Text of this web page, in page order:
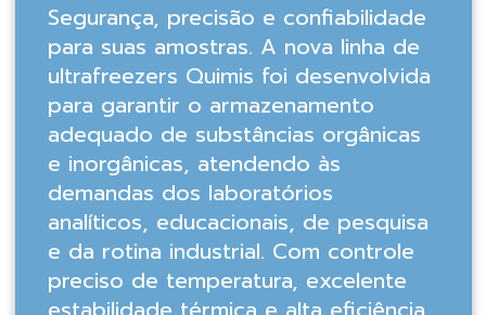
Segurança, precisão e confiabilidade
para suas amostras. A nova linha de
ultrafreezers Quimis foi desenvolvida
para garantir o armazenamento
adequado de substâncias orgânicas
e inorgânicas, atendendo às
demandas dos laboratórios
analíticos, educacionais, de pesquisa
e da rotina industrial. Com controle
preciso de temperatura, excelente